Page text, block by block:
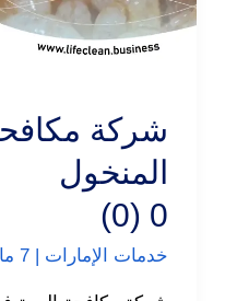
شركة
المنخول
0 (0)
خدمات الإمارات 7 مايو، 2026